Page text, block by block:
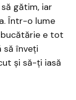
gătim, iar
Într-o lume
e tot
să înveți
și să-ți iasă